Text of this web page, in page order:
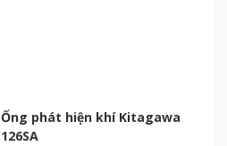
Ống phát hiện khí Kitagawa
126SA